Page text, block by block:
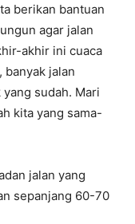
berikan bantuan
agar jalan
akhir ini cuaca
jalan
sudah. Mari
kita yang sama-
jalan yang
sepanjang 60-70